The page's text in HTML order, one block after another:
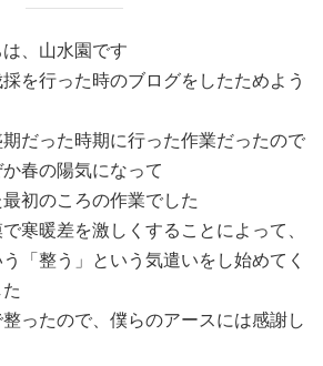
、山水園です
を行った時のブログをしたためよう
だった時期に行った作業だったので
春の陽気になって
初のころの作業でした
寒暖差を激しくすることによって、
「整う」という気遣いをし始めてく
ったので、僕らのアースには感謝し